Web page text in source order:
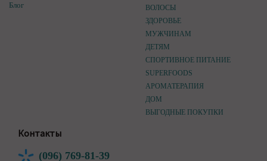
Блог
ВОЛОСЫ
ЗДОРОВЬЕ
МУЖЧИНАМ
ДЕТЯМ
СПОРТИВНОЕ ПИТАНИЕ
SUPERFOODS
АРОМАТЕРАПИЯ
ДОМ
ВЫГОДНЫЕ ПОКУПКИ
Контакты
(096) 769-81-39